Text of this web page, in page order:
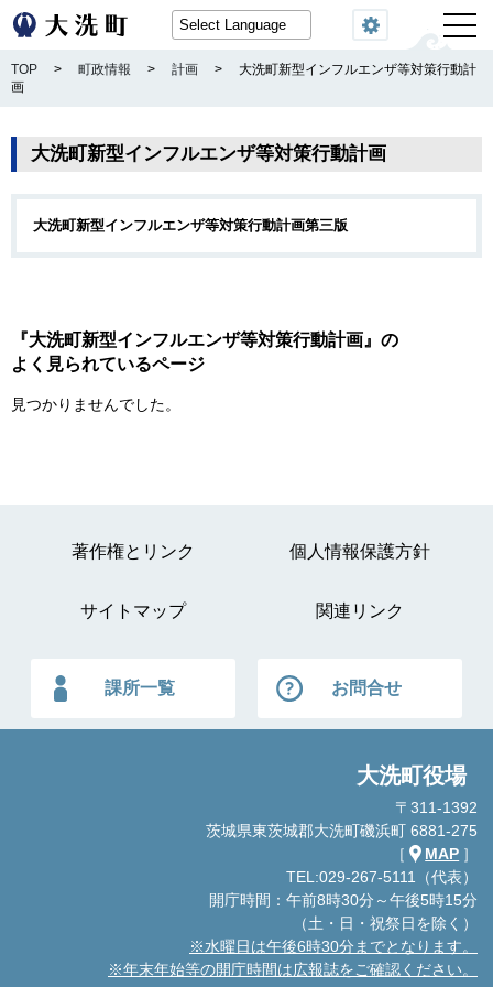
閲覧機能
TOP > 町政情報 > 計画 >
大洗町新型インフルエンザ等対策行動計
画
大洗町新型インフルエンザ等対策行動計画
大洗町新型インフルエンザ等対策行動計画第三版
『大洗町新型インフルエンザ等対策行動計画』の
よく見られているページ
見つかりませんでした。
著作権とリンク 個人情報保護方針
サイトマップ 関連リンク
課所一覧 お問合せ
大洗町役場
〒311-1392
茨城県東茨城郡大洗町磯浜町 6881-275
［
MAP ］
TEL:029-267-5111（代表）
開庁時間：午前8時30分～午後5時15分
（土・日・祝祭日を除く）
※水曜日は午後6時30分までとなります。
※年末年始等の開庁時間は広報誌をご確認ください。